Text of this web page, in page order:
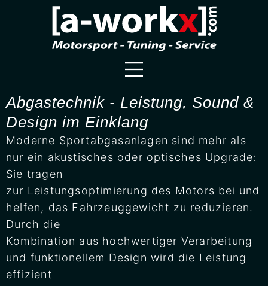
Abgastechnik - Leistung, Sound &
Design im Einklang
Moderne Sportabgasanlagen sind mehr als
nur ein akustisches oder optisches Upgrade:
Sie tragen
zur Leistungsoptimierung des Motors bei und
helfen, das Fahrzeuggewicht zu reduzieren.
Durch die
Kombination aus hochwertiger Verarbeitung
und funktionellem Design wird die Leistung
effizient